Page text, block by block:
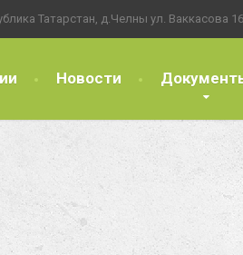
Татарстан, д.Челны ул. Ваккасова
Новости